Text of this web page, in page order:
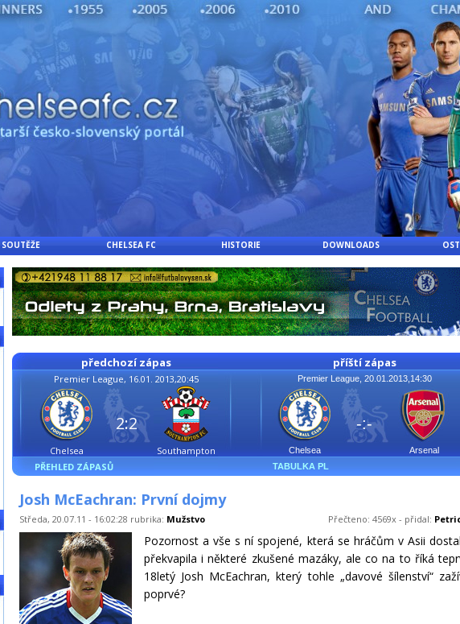
SOUTĚŽE CHELSEA FC HISTORIE DOWNLOADS
předchozí zápas
Premier League, 16.01. 2013,20:45
Chelsea Southampton
2:2
PŘEHLED ZÁPASŮ
příští zápas
Premier League, 20.01.2013,14:30
Chelsea Arsenal
-:-
TABULKA PL
Josh McEachran: První dojmy
Středa, 20.07.11 - 16:02:28 rubrika: Mužstvo Přečteno: 4569x - přidal:
Pozornost a vše s ní spojené, která se hráčům v Asii
překvapila i některé zkušené mazáky, ale co na to říká
18letý Josh McEachran, který tohle „davové šílenství“
poprvé?